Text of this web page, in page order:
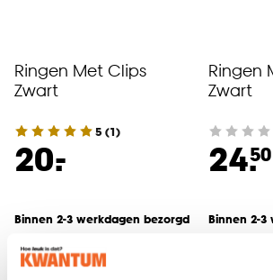
Ringen Met Clips
Zwart
5 (1)
20.
-
Binnen 2-3 werkdagen bezorgd
Ringen
Zwart
24.50
Binnen 2-3
Gordijnringen. Want ook de